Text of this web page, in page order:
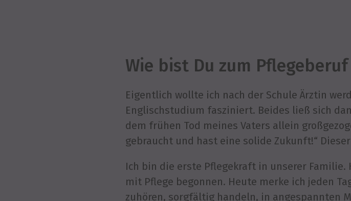
Wie bist Du zum
Eigentlich wollte ich nach der Schule Ärztin
Englischstudium fasziniert. Beides ließ sich
dem frühen Tod meines Vaters allein
gebraucht und hast eine solide Zukunft!“
Ich bin die erste Pflegekraft in unserer
mit Pflege begonnen. Heute merke ich jeden
zuhören, sorgfältig handeln, in angespannten